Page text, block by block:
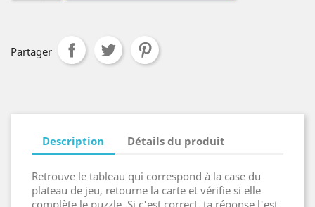
Partager
Description Détails du produit
Retrouve le tableau qui correspond à la case du
plateau de jeu, retourne la carte et vérifie si elle
complète le puzzle. Si c'est correct, ta réponse l'est